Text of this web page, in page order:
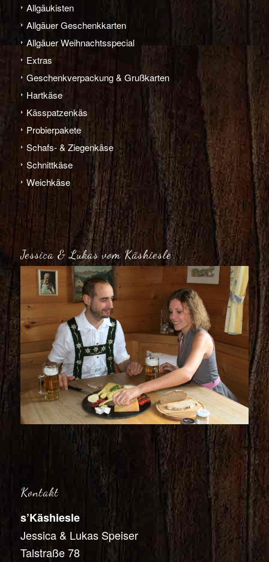
Allgäu­­kisten
Allgäuer Geschenkkarten
Allgäuer Weihnachts­­special
Extras
Geschenk­verpackung & Grußkarten
Hart­­käse
Käs­­spatzen­käs
Probier­pakete
Schafs- & Ziegen­­käse
Schnitt­­käse
Weich­­käse
Jessica & Lukas vom Käshiesle
Kontakt
s’Käshiesle
Jessica & Lukas Speiser
Talstraße 78